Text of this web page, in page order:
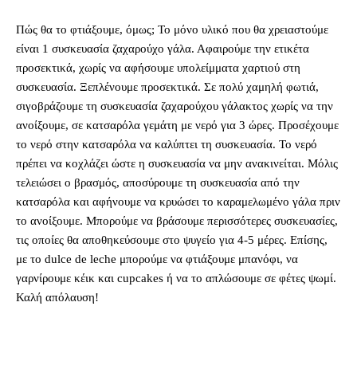
Πώς θα το φτιάξουμε, όμως; Το μόνο υλικό που θα χρειαστούμε
είναι 1 συσκευασία ζαχαρούχο γάλα. Αφαιρούμε την ετικέτα
προσεκτικά, χωρίς να αφήσουμε υπολείμματα χαρτιού στη
συσκευασία. Ξεπλένουμε προσεκτικά. Σε πολύ χαμηλή φωτιά,
σιγοβράζουμε τη συσκευασία ζαχαρούχου γάλακτος χωρίς να την
ανοίξουμε, σε κατσαρόλα γεμάτη με νερό για 3 ώρες. Προσέχουμε
το νερό στην κατσαρόλα να καλύπτει τη συσκευασία. Το νερό
πρέπει να κοχλάζει ώστε η συσκευασία να μην ανακινείται. Μόλις
τελειώσει ο βρασμός, αποσύρουμε τη συσκευασία από την
κατσαρόλα και αφήνουμε να κρυώσει το καραμελωμένο γάλα πριν
το ανοίξουμε. Μπορούμε να βράσουμε περισσότερες συσκευασίες,
τις οποίες θα αποθηκεύσουμε στο ψυγείο για 4-5 μέρες. Επίσης,
με το dulce de leche μπορούμε να φτιάξουμε μπανόφι, να
γαρνίρουμε κέικ και cupcakes ή να το απλώσουμε σε φέτες ψωμί.
Καλή απόλαυση!